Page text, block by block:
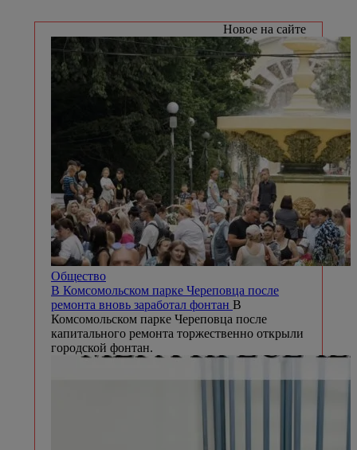
Новое на сайте
Общество
В Комсомольском парке Череповца после
ремонта вновь заработал фонтан В
Комсомольском парке Череповца после
капитального ремонта торжественно открыли
городской фонтан.